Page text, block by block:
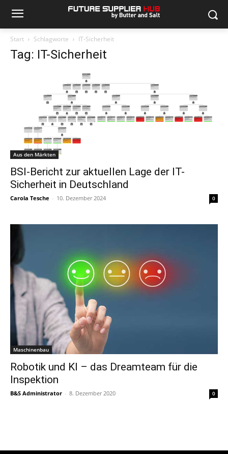
Start Schlagworte IT-Sicherheit
Tag: IT-Sicherheit
Aus den Märkten
BSI-Bericht zur aktuellen Lage der IT-
Sicherheit in Deutschland
Carola Tesche - 10. Dezember 2024 0
Maschinenbau
Robotik und KI – das Dreamteam für die
Inspektion
B&S Administrator - 8. Dezember 2020 0